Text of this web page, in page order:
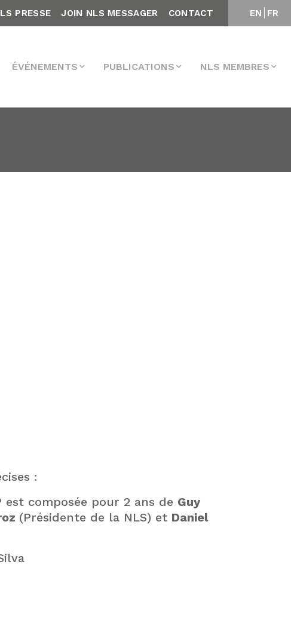
EN FR
PRESSE JOIN NLS MESSAGER CONTACT
ÉVÉNEMENTS PUBLICATIONS NLS MEMBRES
:
est composée pour 2 ans de Guy
(Présidente de la NLS) et Daniel